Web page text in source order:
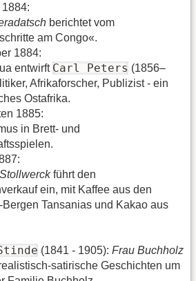
berichtet vom
am Congo«.
1884:
entwirft Carl Peters (1856–
Afrikaforscher, Publizist - ein
Ostafrika.
1885:
in Brett- und
Stollwerckführt den
ein, mit Kaffee aus den
Bergen Tansanias und Kakao aus
(1841 - 1905): Frau Buchholz
satirische Geschichten um